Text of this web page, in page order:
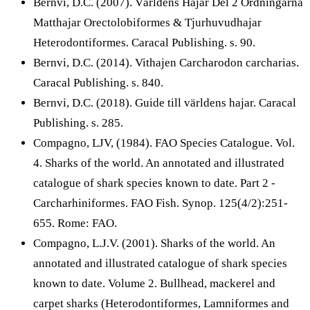
Matthajar Orectolobiformes & Tjurhuvudhajar
Heterodontiformes. Caracal Publishing. s. 90.
Bernvi, D.C. (2014). Vithajen Carcharodon carcharias.
Caracal Publishing. s. 840.
Bernvi, D.C. (2018). Guide till världens hajar. Caracal
Publishing. s. 285.
Compagno, LJV, (1984). FAO Species Catalogue. Vol.
4. Sharks of the world. An annotated and illustrated
catalogue of shark species known to date. Part 2 -
Carcharhiniformes. FAO Fish. Synop. 125(4/2):251-
655. Rome: FAO.
Compagno, L.J.V. (2001). Sharks of the world. An
annotated and illustrated catalogue of shark species
known to date. Volume 2. Bullhead, mackerel and
carpet sharks (Heterodontiformes, Lamniformes and